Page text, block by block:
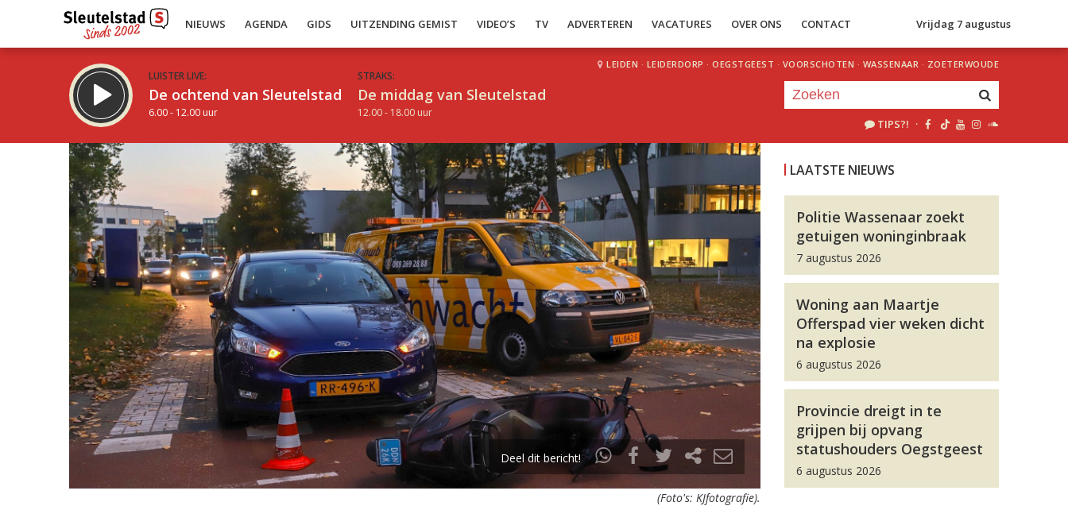
NIEUWS AGENDA GIDS UITZENDING GEMIST VIDEO’S TV ADVERTEREN VACATURES OVER ONS CONTACT Vrijdag 7 augustus
LUISTER LIVE:
De ochtend van Sleutelstad
6.00 - 12.00 uur
STRAKS:
De middag van Sleutelstad
12.00 - 18.00 uur
LEIDEN · LEIDERDORP · OEGSTGEEST · VOORSCHOTEN · WASSENAAR · ZOETERWOUDE
TIPS?! ·
Inklappen
Deel dit bericht!
(Foto's: KJfotografie).
LAATSTE NIEUWS
Politie Wassenaar zoekt
getuigen woninginbraak
7 augustus 2026
Woning aan Maartje
Offerspad vier weken dicht
na explosie
6 augustus 2026
Provincie dreigt in te
grijpen bij opvang
statushouders Oegstgeest
6 augustus 2026